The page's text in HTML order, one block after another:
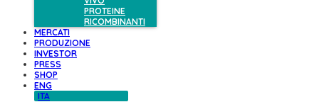
PROTEINE
RICOMBINANTI
MERCATI
PRODUZIONE
INVESTOR
PRESS
SHOP
ENG
ITA